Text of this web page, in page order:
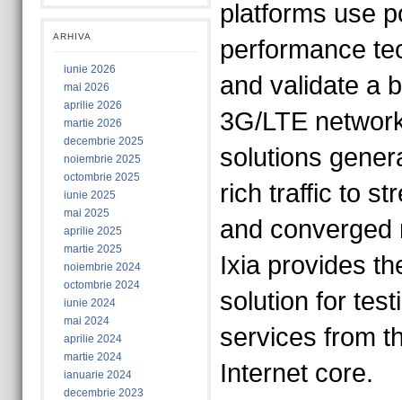
ARHIVA
iunie 2026
mai 2026
aprilie 2026
martie 2026
decembrie 2025
noiembrie 2025
octombrie 2025
iunie 2025
mai 2025
aprilie 2025
martie 2025
noiembrie 2024
octombrie 2024
iunie 2024
mai 2024
aprilie 2024
martie 2024
ianuarie 2024
decembrie 2023
platforms use
performance
and validate a
3G/LTE
solutions
rich traffic to
and converged
Ixia provides
solution for
services from
Internet core.